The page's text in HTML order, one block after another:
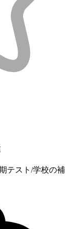
テスト/学校の補